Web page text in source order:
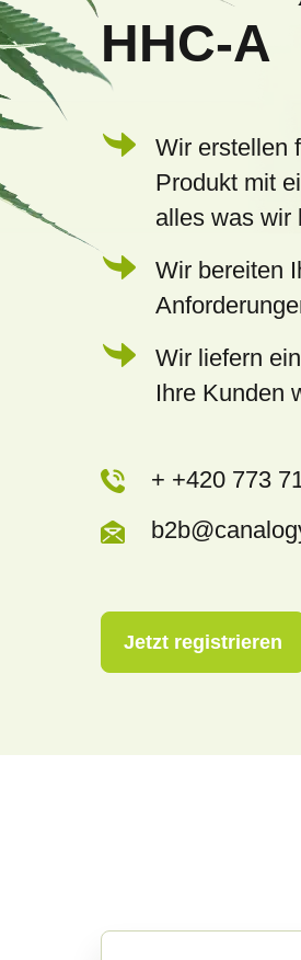
i
l
HHC-A
Wir erstellen
Produkt mit
alles was wir
Wir bereiten
Wir liefern
Ihre Kunden
+ +420 773
Jetzt registrieren